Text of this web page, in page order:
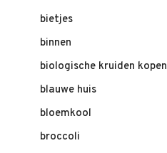
bietjes
binnen
biologische kruiden kopen
blauwe huis
bloemkool
broccoli